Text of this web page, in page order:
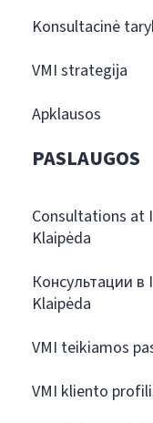
Konsultacinė
VMI strategija
Apklausos
PASLAUGOS
Consultations at
Klaipėda
Консультации
Klaipėda
VMI teikiamos
VMI kliento